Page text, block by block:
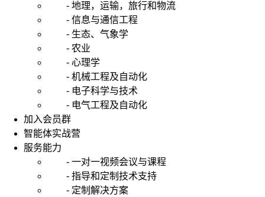
- 地理，运输，旅行和物流
- 信息与通信工程
- 生态、气象学
- 农业
- 心理学
- 机械工程及自动化
- 电子科学与技术
- 电气工程及自动化
加入会员群
智能体实战营
服务能力
- 一对一视频会议与课程
- 指导和定制技术支持
- 定制解决方案